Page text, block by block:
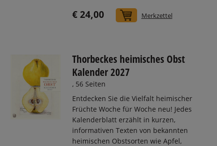
€ 24,00 In den Warenkorb
Merkzettel
Thorbeckes heimisches Obst
Kalender 2027
, 56 Seiten
Entdecken Sie die Vielfalt heimischer
Früchte Woche für Woche neu! Jedes
Kalenderblatt erzählt in kurzen,
informativen Texten von bekannten
heimischen Obstsorten wie Apfel,